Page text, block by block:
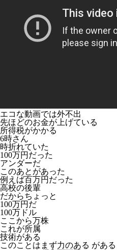
エコな動画では外不出
先ほどのお金が上げている
所得税がかかる
6時さん
時折れていた
100万円だった
アンダーだ
このあとがあった
例えば百万円だった
高校の後輩
だからちょっと
100万円だ
100万ドル
ここから万株
これが所属
技術がある
このことはまず力のある がある